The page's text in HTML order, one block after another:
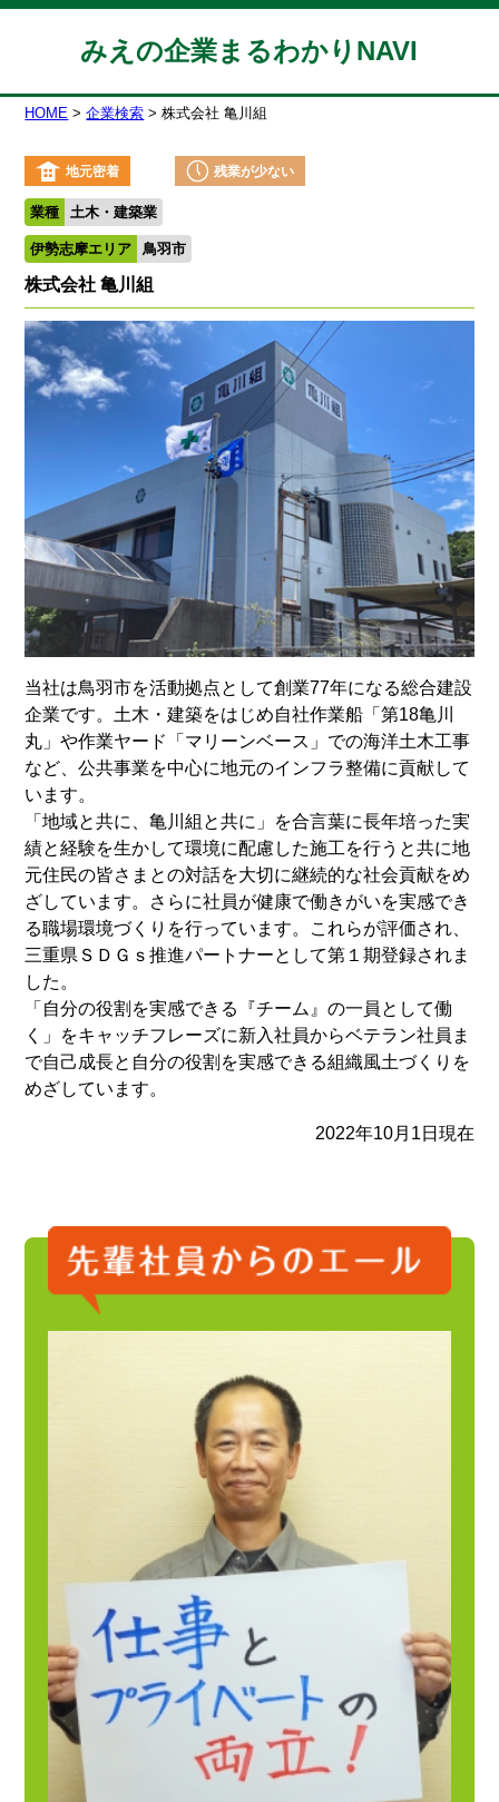
みえの企業まるわかりNAVI
HOME 企業検索 株式会社 亀川組
地元密着 残業が少ない
業種 土木・建築業
伊勢志摩エリア 鳥羽市
株式会社 亀川組
当社は鳥羽市を活動拠点として創業77年になる総合建設
企業です。土木・建築をはじめ自社作業船「第18亀川
丸」や作業ヤード「マリーンベース」での海洋土木工事
など、公共事業を中心に地元のインフラ整備に貢献して
います。
「地域と共に、亀川組と共に」を合言葉に長年培った実
績と経験を生かして環境に配慮した施工を行うと共に地
元住民の皆さまとの対話を大切に継続的な社会貢献をめ
ざしています。さらに社員が健康で働きがいを実感でき
る職場環境づくりを行っています。これらが評価され、
三重県ＳＤＧｓ推進パートナーとして第１期登録されま
した。
「自分の役割を実感できる『チーム』の一員として働
く」をキャッチフレーズに新入社員からベテラン社員ま
で自己成長と自分の役割を実感できる組織風土づくりを
めざしています。
2022年10月1日現在